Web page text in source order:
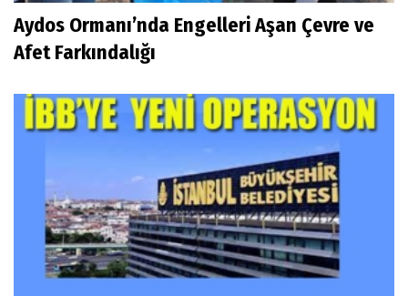
Aydos Ormanı’nda Engelleri Aşan Çevre ve
Afet Farkındalığı